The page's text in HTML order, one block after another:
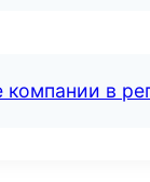
компании в